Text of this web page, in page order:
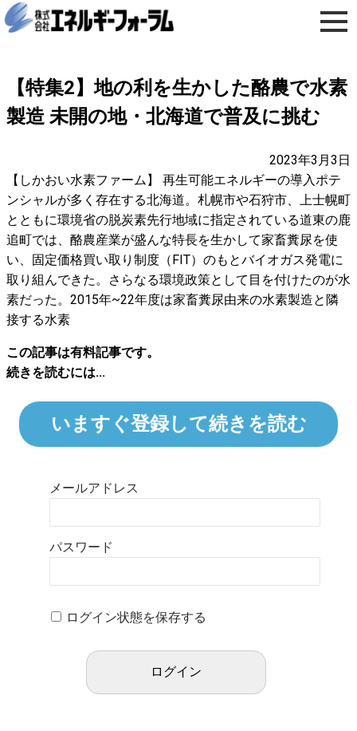
【特集2】地の利を生かした酪農で水素
製造 未開の地・北海道で普及に挑む
2023年3月3日
【しかおい水素ファーム】 再生可能エネルギーの導入ポテ
ンシャルが多く存在する北海道。札幌市や石狩市、上士幌町
とともに環境省の脱炭素先行地域に指定されている道東の鹿
追町では、酪農産業が盛んな特長を生かして家畜糞尿を使
い、固定価格買い取り制度（FIT）のもとバイオガス発電に
取り組んできた。さらなる環境政策として目を付けたのが水
素だった。2015年~22年度は家畜糞尿由来の水素製造と隣
接する水素
この記事は有料記事です。
続きを読むには...
いますぐ登録して続きを読む
メールアドレス
パスワード
ログイン状態を保存する